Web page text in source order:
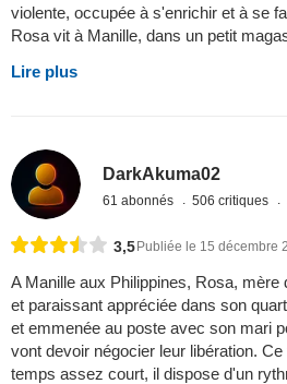
violente, occupée à s'enrichir et à se
Rosa vit à Manille, dans un petit
Lire plus
DarkAkuma02
61 abonnés 506 critiques
3,5Publiée le 15 décembre
A Manille aux Philippines, Rosa, mère
et paraissant appréciée dans son
et emmenée au poste avec son mari
vont devoir négocier leur libération.
temps assez court, il dispose d'un